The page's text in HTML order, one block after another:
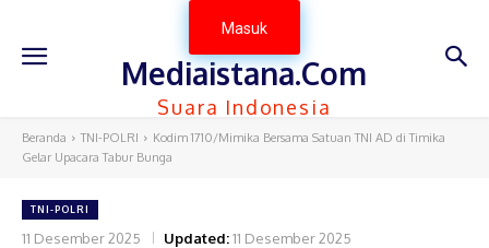
Masuk
Mediaistana.Com
Suara Indonesia
Beranda TNI-POLRI
Kodim 1710/Mimika Bersama Satuan TNI AD di Timika
Gelar Upacara Tabur Bunga
TNI-POLRI
11 Desember 2025 Updated:11 Desember 2025